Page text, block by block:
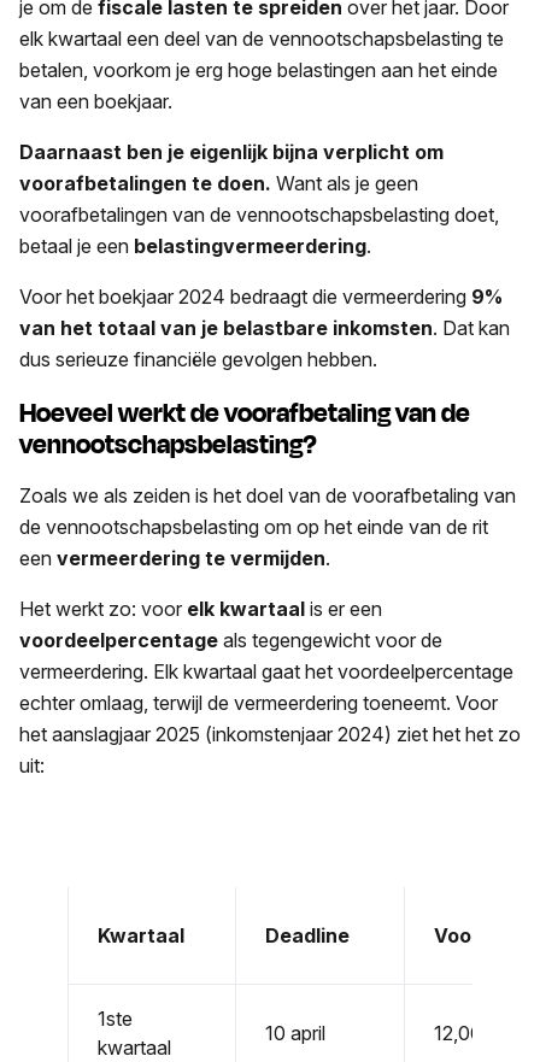
je om de fiscale lasten te spreiden over het jaar. Door
elk kwartaal een deel van de vennootschapsbelasting te
betalen, voorkom je erg hoge belastingen aan het einde
van een boekjaar.
Daarnaast ben je eigenlijk bijna verplicht om
voorafbetalingen te doen. Want als je geen
voorafbetalingen van de vennootschapsbelasting doet,
betaal je een belastingvermeerdering.
Voor het boekjaar 2024 bedraagt die vermeerdering 9%
van het totaal van je belastbare inkomsten. Dat kan
dus serieuze financiële gevolgen hebben.
Hoeveel werkt de voorafbetaling van de
vennootschapsbelasting?
Zoals we als zeiden is het doel van de voorafbetaling van
de vennootschapsbelasting om op het einde van de rit
een vermeerdering te vermijden.
Het werkt zo: voor elk kwartaal is er een
voordeelpercentage als tegengewicht voor de
vermeerdering. Elk kwartaal gaat het voordeelpercentage
echter omlaag, terwijl de vermeerdering toeneemt. Voor
het aanslagjaar 2025 (inkomstenjaar 2024) ziet het het zo
uit:
Kwartaal Deadline
1ste
kwartaal
10 april 12,00%